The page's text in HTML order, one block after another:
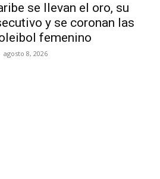
se llevan el oro, su
y se coronan las
femenino
agosto 8, 2026